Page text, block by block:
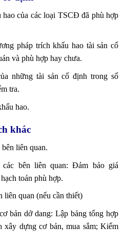
của các loại TSCĐ đã phù hợp
pháp trích khấu hao tài sản cố
và phù hợp hay chưa.
những tài sản cố định trong số
tra.
hao.
khác
liên quan.
bên liên quan: Đảm bảo giá
toán phù hợp.
quan (nếu cần thiết)
bản dở dang: Lập bảng tổng hợp
xây dựng cơ bản, mua sắm; Kiểm